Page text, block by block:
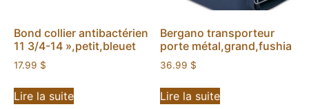
Bond collier antibactérien
11 3/4-14 »,petit,bleuet
17.99 $
Lire la suite
Bergano transporteur
porte métal,grand,fushia
36.99 $
Lire la suite